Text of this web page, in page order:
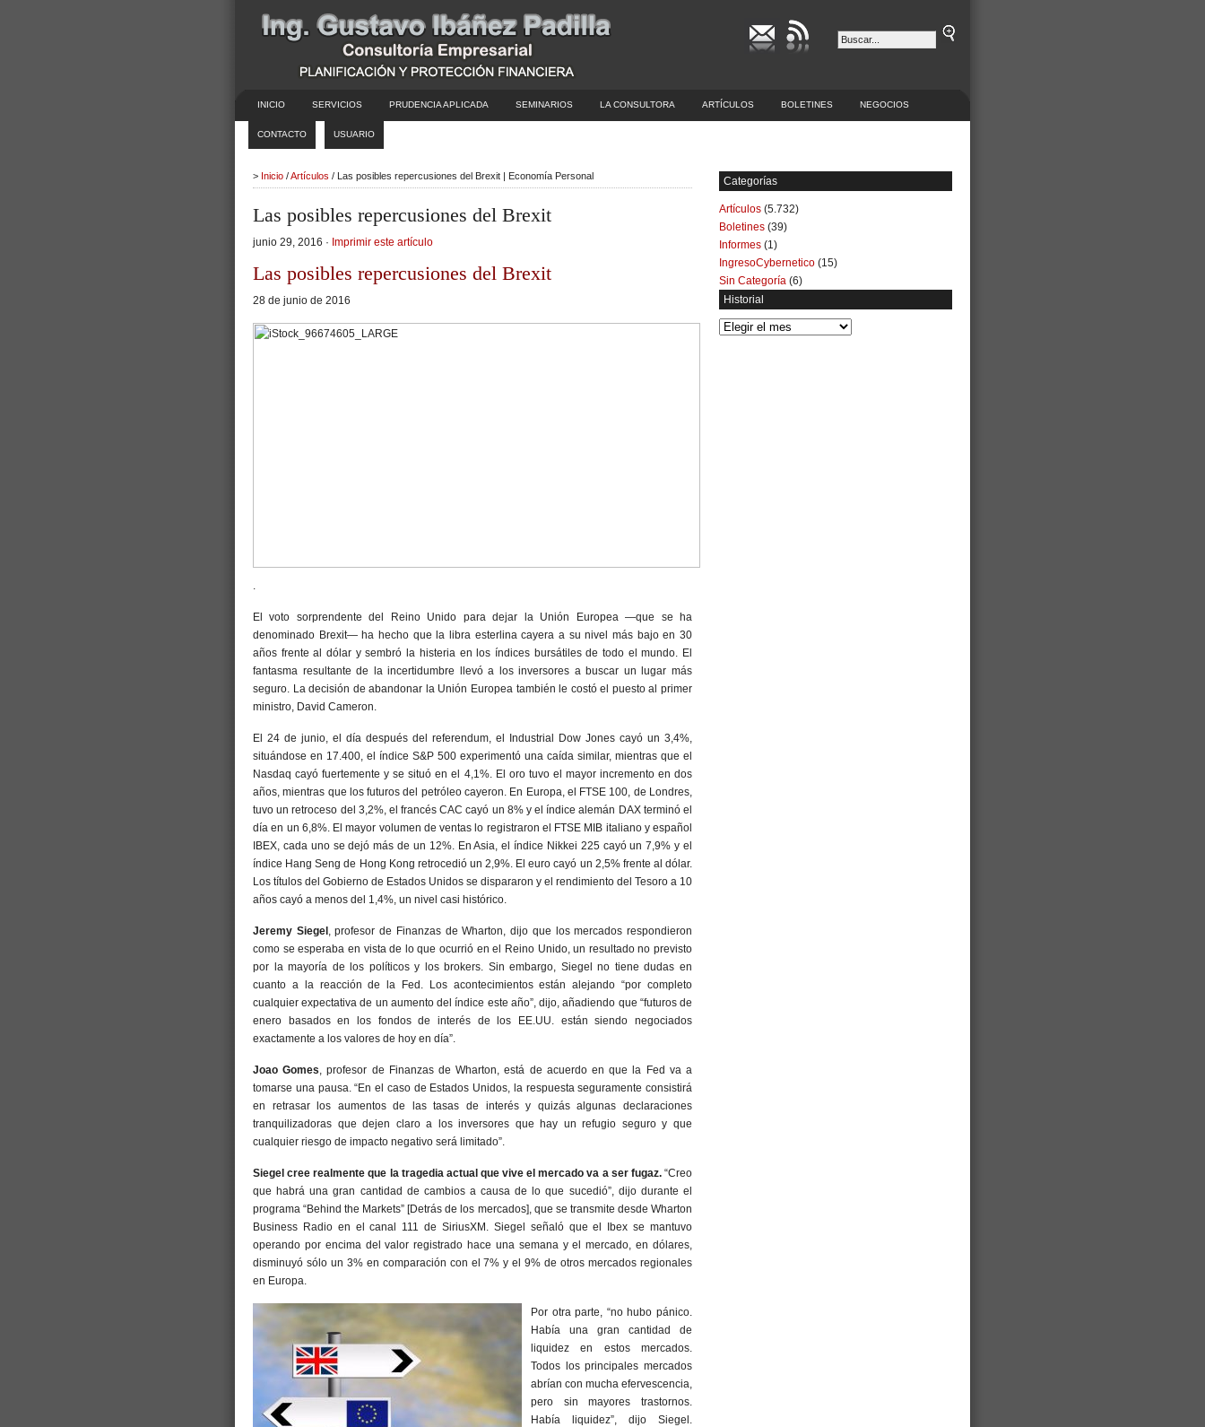
INICIO SERVICIOS PRUDENCIA APLICADA SEMINARIOS LA CONSULTORA ARTÍCULOS BOLETINES NEGOCIOS
CONTACTO USUARIO
> Inicio /Artículos / Las posibles repercusiones del Brexit | Economía Personal
Las posibles repercusiones del Brexit
junio 29, 2016 · Imprimir este artículo
Las posibles repercusiones del Brexit
28 de junio de 2016
.
El voto sorprendente del Reino Unido para dejar la Unión Europea —que se ha
denominado Brexit— ha hecho que la libra esterlina cayera a su nivel más bajo en 30
años frente al dólar y sembró la histeria en los índices bursátiles de todo el mundo. El
fantasma resultante de la incertidumbre llevó a los inversores a buscar un lugar más
seguro. La decisión de abandonar la Unión Europea también le costó el puesto al primer
ministro, David Cameron.
El 24 de junio, el día después del referendum, el Industrial Dow Jones cayó un 3,4%,
situándose en 17.400, el índice S&P 500 experimentó una caída similar, mientras que el
Nasdaq cayó fuertemente y se situó en el 4,1%. El oro tuvo el mayor incremento en dos
años, mientras que los futuros del petróleo cayeron. En Europa, el FTSE 100, de Londres,
tuvo un retroceso del 3,2%, el francés CAC cayó un 8% y el índice alemán DAX terminó el
día en un 6,8%. El mayor volumen de ventas lo registraron el FTSE MIB italiano y español
IBEX, cada uno se dejó más de un 12%. En Asia, el índice Nikkei 225 cayó un 7,9% y el
índice Hang Seng de Hong Kong retrocedió un 2,9%. El euro cayó un 2,5% frente al dólar.
Los títulos del Gobierno de Estados Unidos se dispararon y el rendimiento del Tesoro a 10
años cayó a menos del 1,4%, un nivel casi histórico.
Jeremy Siegel , profesor de Finanzas de Wharton, dijo que los mercados respondieron
como se esperaba en vista de lo que ocurrió en el Reino Unido, un resultado no previsto
por la mayoría de los políticos y los brokers. Sin embargo, Siegel no tiene dudas en
cuanto a la reacción de la Fed. Los acontecimientos están alejando “por completo
cualquier expectativa de un aumento del índice este año”, dijo, añadiendo que “futuros de
enero basados en los fondos de interés de los EE.UU. están siendo negociados
exactamente a los valores de hoy en día”.
Joao Gomes, profesor de Finanzas de Wharton, está de acuerdo en que la Fed va a
tomarse una pausa. “En el caso de Estados Unidos, la respuesta seguramente consistirá
en retrasar los aumentos de las tasas de interés y quizás algunas declaraciones
tranquilizadoras que dejen claro a los inversores que hay un refugio seguro y que
cualquier riesgo de impacto negativo será limitado”.
Siegel cree realmente que la tragedia actual que vive el mercado va a ser fugaz.“Creo
que habrá una gran cantidad de cambios a causa de lo que sucedió”, dijo durante el
programa “Behind the Markets” [Detrás de los mercados], que se transmite desde Wharton
Business Radio en el canal 111 de SiriusXM. Siegel señaló que el Ibex se mantuvo
operando por encima del valor registrado hace una semana y el mercado, en dólares,
disminuyó sólo un 3% en comparación con el 7% y el 9% de otros mercados regionales
en Europa.
Por otra parte, “no hubo pánico.
Había una gran cantidad de
liquidez en estos mercados.
Todos los principales mercados
abrían con mucha efervescencia,
pero sin mayores trastornos.
Había liquidez”, dijo Siegel.
Categorías
Artículos (5.732)
Boletines (39)
Informes (1)
IngresoCybernetico (15)
Sin Categoría (6)
Historial
Historial